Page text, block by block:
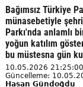
Bağımsız Türkiye
münasebetiyle
Parkı'nda anlamlı
yoğun katılım
bu müstesna gün
10.05.2026
Güncelleme:
Hasan Gündoğdu